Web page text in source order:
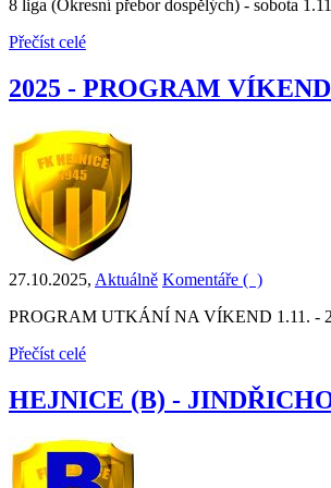
8 liga (Okresní přebor dospělých) - sobota
Přečíst celé
2025 - PROGRAM
27.10.2025, Aktuálně Komentáře ( )
PROGRAM UTKÁNÍ NA VÍKEND 1.11. -
Přečíst celé
HEJNICE (B) -